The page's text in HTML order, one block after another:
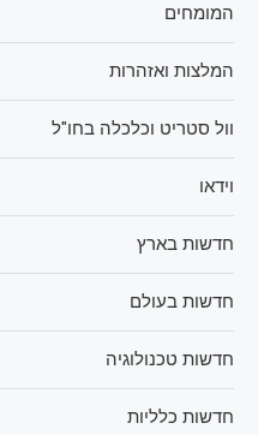
המומחים
המלצות ואזהרות
וול סטריט וכלכלה בחו"ל
וידאו
חדשות בארץ
חדשות בעולם
חדשות טכנולוגיה
חדשות כלליות